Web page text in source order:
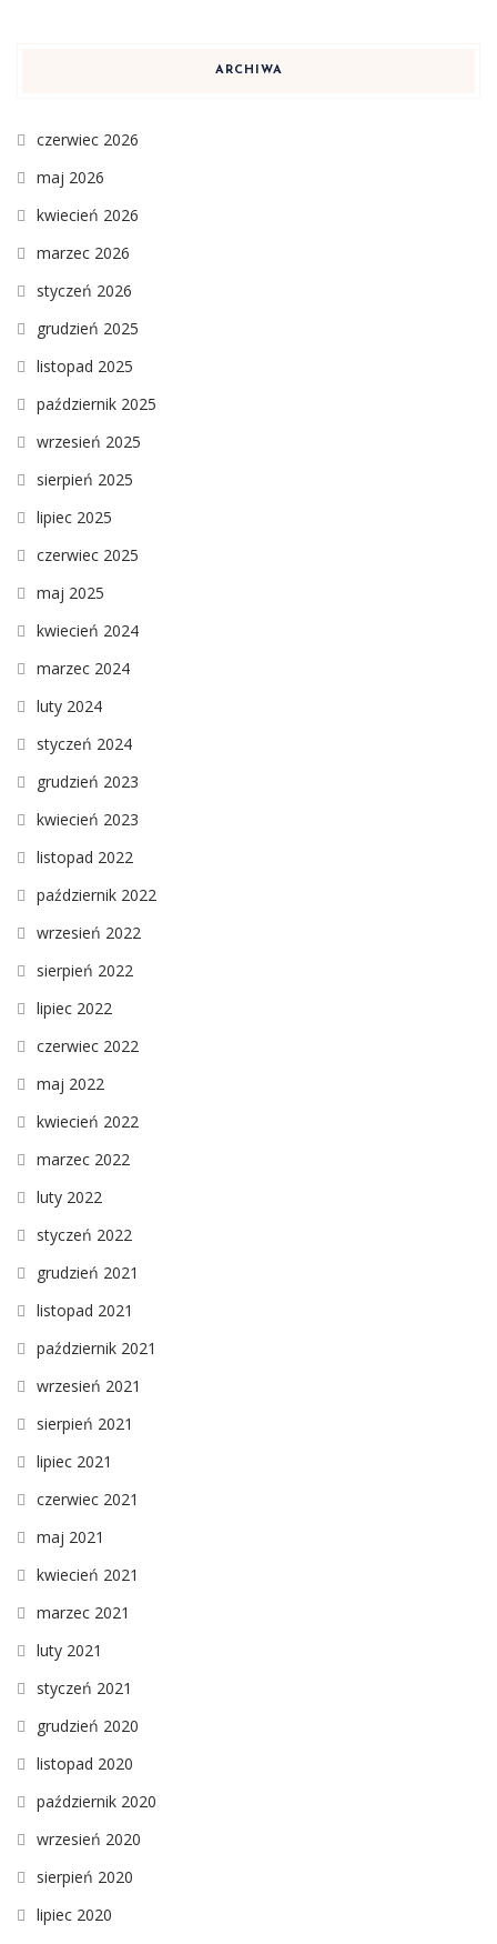
ARCHIWA
czerwiec 2026
maj 2026
kwiecień 2026
marzec 2026
styczeń 2026
grudzień 2025
listopad 2025
październik 2025
wrzesień 2025
sierpień 2025
lipiec 2025
czerwiec 2025
maj 2025
kwiecień 2024
marzec 2024
luty 2024
styczeń 2024
grudzień 2023
kwiecień 2023
listopad 2022
październik 2022
wrzesień 2022
sierpień 2022
lipiec 2022
czerwiec 2022
maj 2022
kwiecień 2022
marzec 2022
luty 2022
styczeń 2022
grudzień 2021
listopad 2021
październik 2021
wrzesień 2021
sierpień 2021
lipiec 2021
czerwiec 2021
maj 2021
kwiecień 2021
marzec 2021
luty 2021
styczeń 2021
grudzień 2020
listopad 2020
październik 2020
wrzesień 2020
sierpień 2020
lipiec 2020